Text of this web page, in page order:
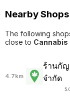
Nearby
The following
close to Cannabis
4.7km
ร้านกั
จำกัด